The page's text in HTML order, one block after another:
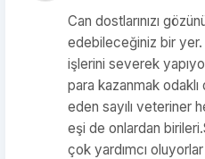
Can dostlarınızı
edebileceğiniz bir
işlerini severek
para kazanmak
eden sayılı veteriner
eşi de onlardan
çok yardımcı